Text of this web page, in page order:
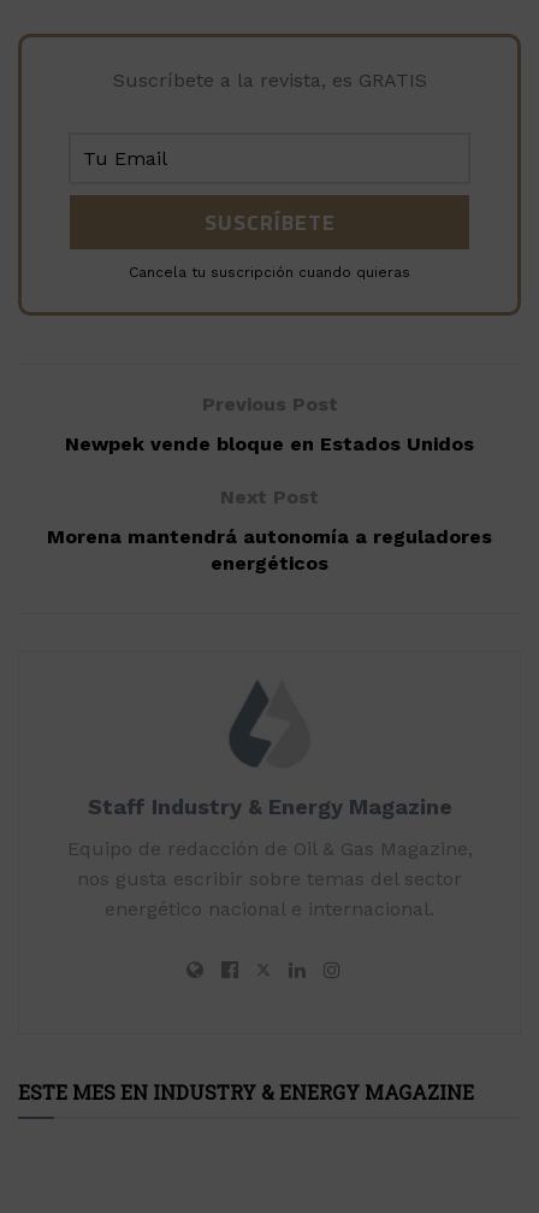
Suscríbete a la revista, es GRATIS
Cancela tu suscripción cuando quieras
Previous Post
Newpek vende bloque en Estados Unidos
Next Post
Morena mantendrá autonomía a reguladores
energéticos
Staff Industry & Energy Magazine
Equipo de redacción de Oil & Gas Magazine,
nos gusta escribir sobre temas del sector
energético nacional e internacional.
ESTE MES EN INDUSTRY & ENERGY MAGAZINE